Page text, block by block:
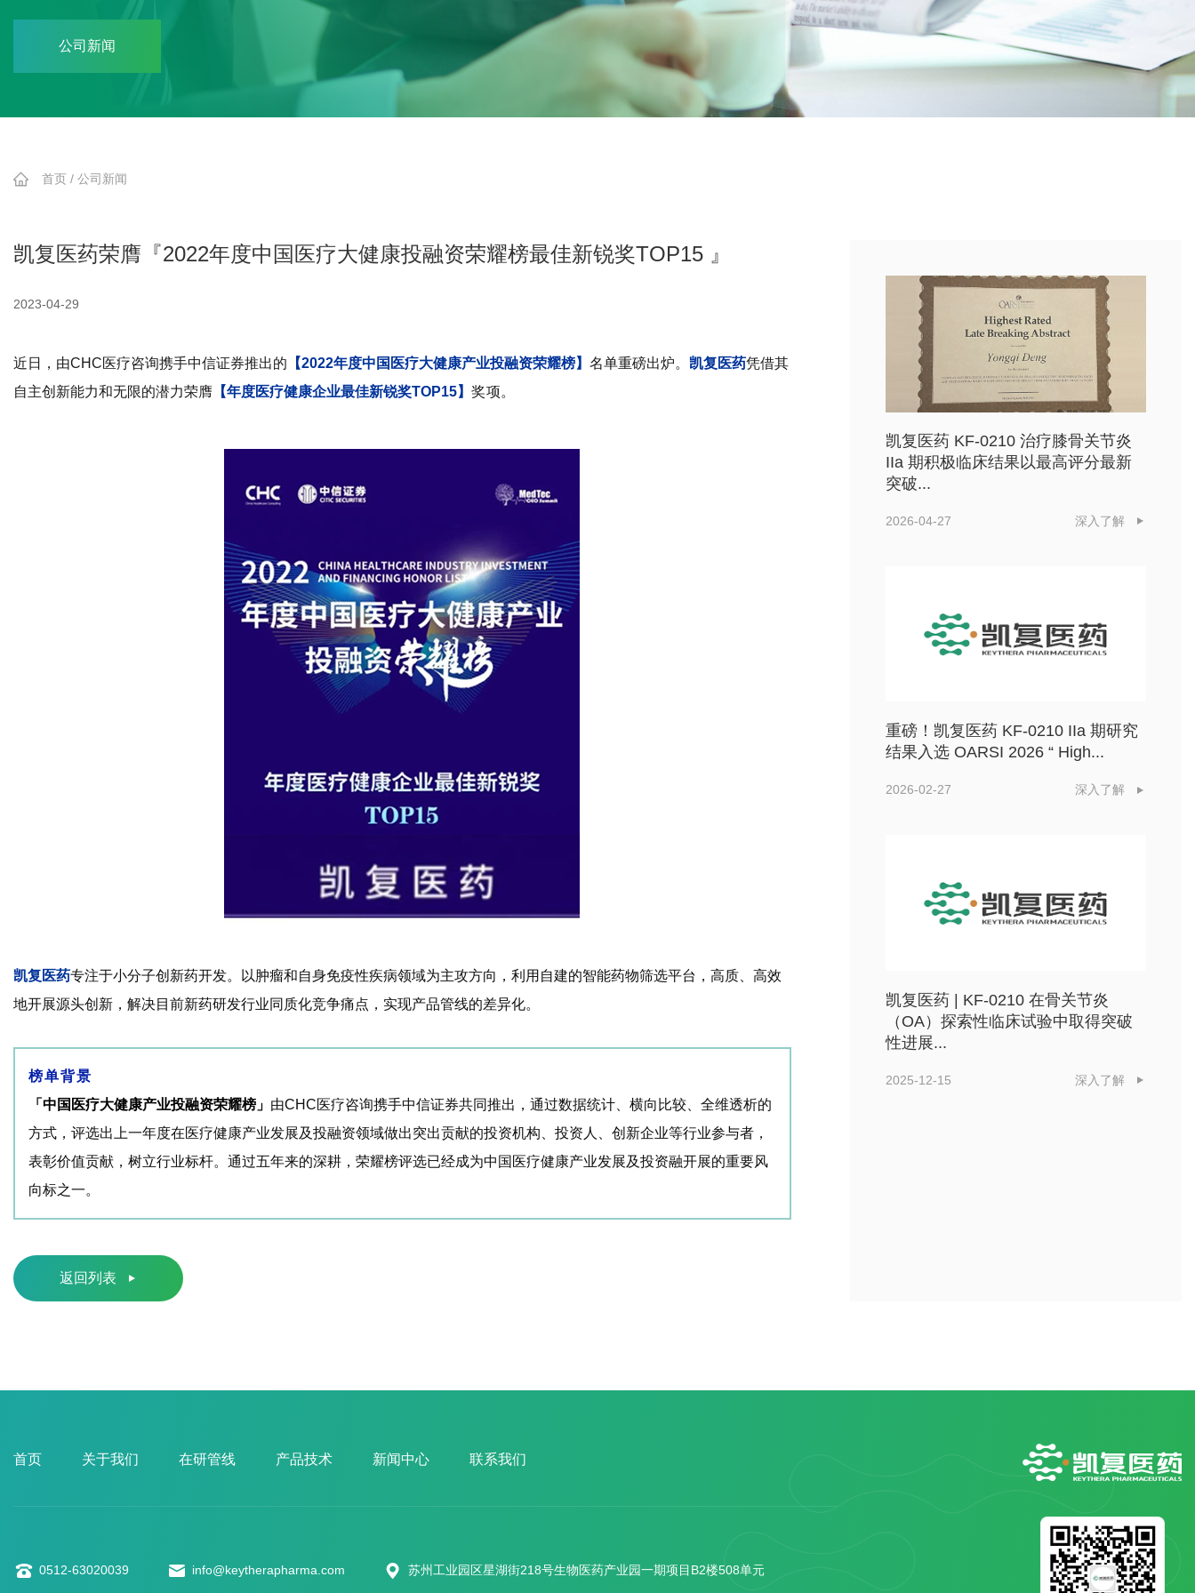
公司新闻
首页 / 公司新闻
凯复医药荣膺『2022年度中国医疗大健康投融资荣耀榜最佳新锐奖TOP15 』
2023-04-29
近日，由CHC医疗咨询携手中信证券推出的 【2022年度中国医疗大健康产业投融资荣耀榜】 名单重磅出炉。 凯复医药凭借其
自主创新能力和无限的潜力荣膺 【年度医疗健康企业最佳新锐奖TOP15】 奖项。
凯复医药专注于小分子创新药开发。以肿瘤和自身免疫性疾病领域为主攻方向，利用自建的智能药物筛选平台，高质、高效
地开展源头创新，解决目前新药研发行业同质化竞争痛点，实现产品管线的差异化。
榜单背景
「中国医疗大健康产业投融资荣耀榜」 由CHC医疗咨询携手中信证券共同推出，通过数据统计、横向比较、全维透析的
方式，评选出上一年度在医疗健康产业发展及投融资领域做出突出贡献的投资机构、投资人、创新企业等行业参与者，
表彰价值贡献，树立行业标杆。通过五年来的深耕，荣耀榜评选已经成为中国医疗健康产业发展及投资融开展的重要风
向标之一。
返回列表
凯复医药 KF-0210 治疗膝骨关节炎
IIa 期积极临床结果以最高评分最新
突破...
2026-04-27 深入了解
重磅！凯复医药 KF-0210 IIa 期研究
结果入选 OARSI 2026 “ High...
2026-02-27 深入了解
凯复医药 | KF-0210 在骨关节炎
（OA）探索性临床试验中取得突破
性进展...
2025-12-15 深入了解
首页 关于我们 在研管线 产品技术 新闻中心 联系我们
0512-63020039 info@keytherapharma.com 苏州工业园区星湖街218号生物医药产业园一期项目B2楼508单元